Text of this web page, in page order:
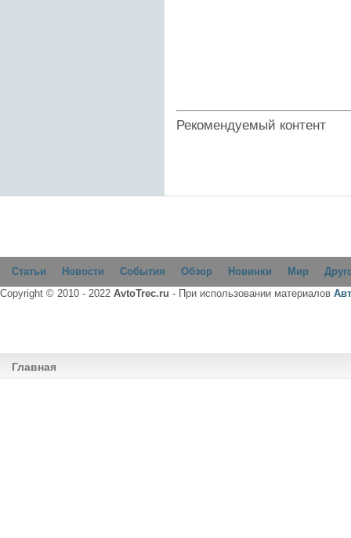
Рекомендуемый контент
Статьи Новости События Обзор Новинки Мир
Copyright © 2010 - 2022 AvtoTrec.ru - При использовании материалов
Главная